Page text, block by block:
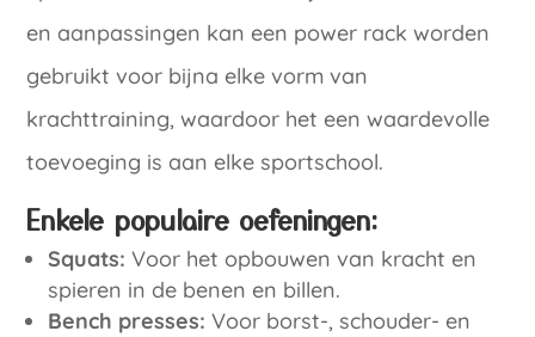
en aanpassingen kan een power rack worden
gebruikt voor bijna elke vorm van
krachttraining, waardoor het een waardevolle
toevoeging is aan elke sportschool.
Enkele populaire oefeningen:
Squats: Voor het opbouwen van kracht en
spieren in de benen en billen.
Bench presses: Voor borst-, schouder- en